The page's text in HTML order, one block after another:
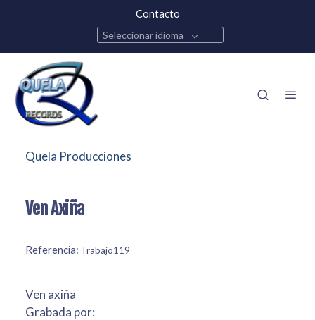
Contacto
Seleccionar idioma
Quela Producciones
Ven Axiña
Referencia: Trabajo119
Ven axiña
Grabada por: